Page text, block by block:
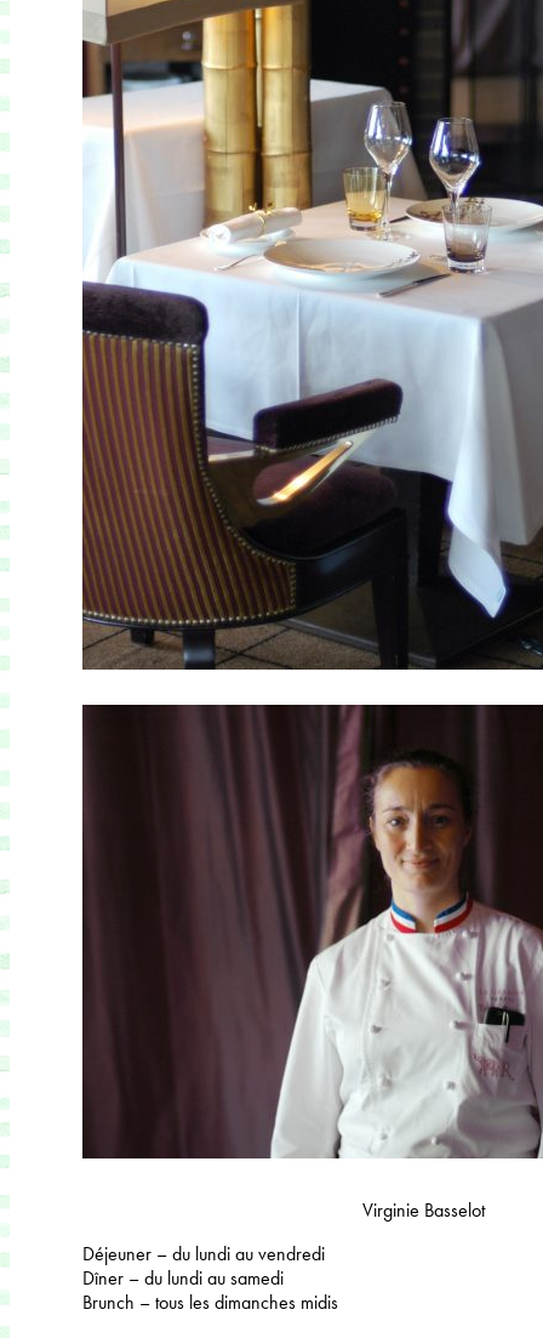
Virginie Basselot
Déjeuner – du lundi au vendredi
Dîner – du lundi au samedi
Brunch – tous les dimanches midis